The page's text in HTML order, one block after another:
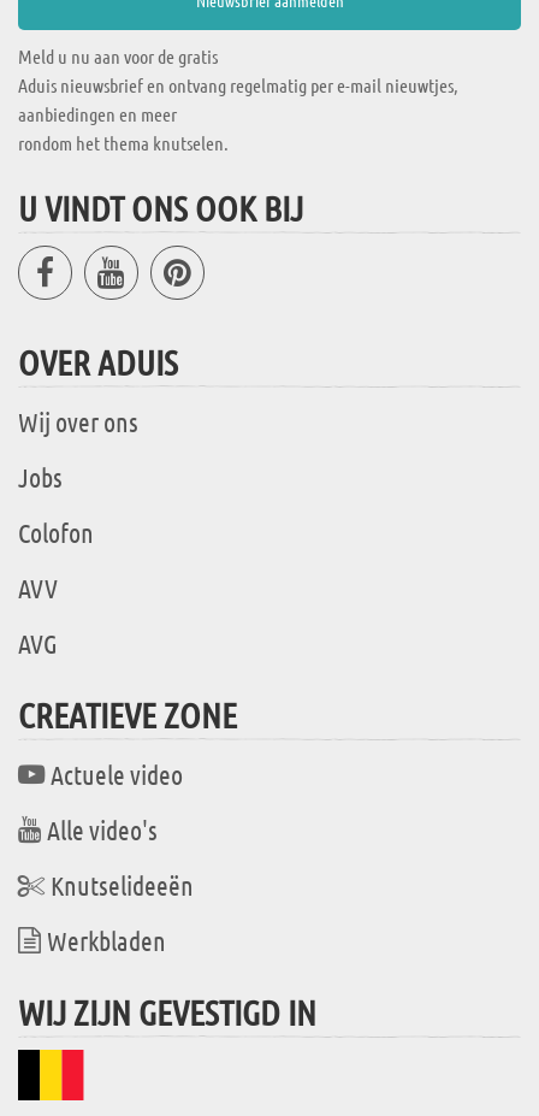
Meld u nu aan voor de gratis
Aduis nieuwsbrief en ontvang regelmatig per e-mail nieuwtjes,
aanbiedingen en meer
rondom het thema knutselen.
U VINDT ONS OOK BIJ
OVER ADUIS
Wij over ons
Jobs
Colofon
AVV
AVG
CREATIEVE ZONE
Actuele video
Alle video's
Knutselideeën
Werkbladen
WIJ ZIJN GEVESTIGD IN